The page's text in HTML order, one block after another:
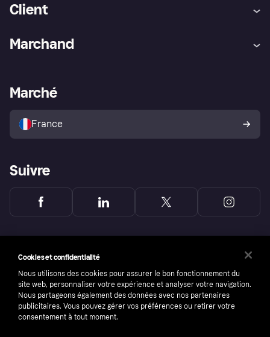
Client
Explorez les magasins
Politique de protection de
l’acheteur Klarna
Marchand
Portail Marchand
Marché
France
Suivre
Cookies et confidentialité
Nous utilisons des cookies pour assurer le bon fonctionnement du
site web, personnaliser votre expérience et analyser votre navigation.
Nous partageons également des données avec nos partenaires
publicitaires. Vous pouvez gérer vos préférences ou retirer votre
consentement à tout moment.